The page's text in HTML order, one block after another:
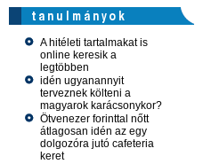
A hitéleti tartalmakat is
online keresik a
legtöbben
idén ugyanannyit
terveznek költeni a
magyarok karácsonykor?
Ötvenezer forinttal nőtt
átlagosan idén az egy
dolgozóra jutó cafeteria
keret